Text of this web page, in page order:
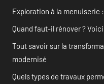
Exploration à la menuiserie
Quand faut-il rénover ?
Tout savoir sur la
modernisé
Quels types de travaux